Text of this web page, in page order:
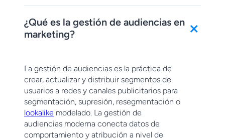
¿Qué es la gestión de audiencias en
marketing?
+
La gestión de audiencias es la práctica de
crear, actualizar y distribuir segmentos de
usuarios a redes y canales publicitarios para
segmentación, supresión, resegmentación o
lookalike modelado. La gestión de
audiencias moderna conecta datos de
comportamiento y atribución a nivel de